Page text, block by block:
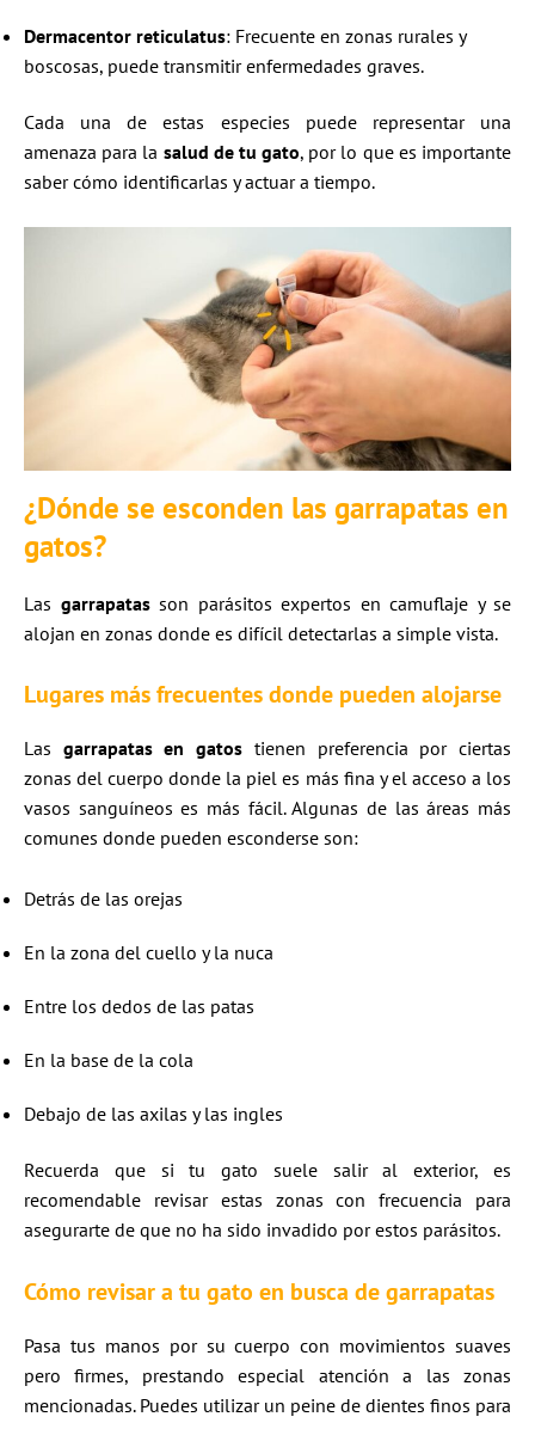
Dermacentor reticulatus: Frecuente en zonas rurales y
boscosas, puede transmitir enfermedades graves.
Cada una de estas especies puede representar una
amenaza para la salud de tu gato, por lo que es importante
saber cómo identificarlas y actuar a tiempo.
¿Dónde se esconden las garrapatas en
gatos?
Las garrapatasson parásitos expertos en camuflaje y se
alojan en zonas donde es difícil detectarlas a simple vista.
Lugares más frecuentes donde pueden alojarse
Las garrapatas en gatos tienen preferencia por ciertas
zonas del cuerpo donde la piel es más fina y el acceso a los
vasos sanguíneos es más fácil. Algunas de las áreas más
comunes donde pueden esconderse son:
Detrás de las orejas
En la zona del cuello y la nuca
Entre los dedos de las patas
En la base de la cola
Debajo de las axilas y las ingles
Recuerda que si tu gato suele salir al exterior, es
recomendable revisar estas zonas con frecuencia para
asegurarte de que no ha sido invadido por estos parásitos.
Cómo revisar a tu gato en busca degarrapatas
Pasa tus manos por su cuerpo con movimientos suaves
pero firmes, prestando especial atención a las zonas
mencionadas. Puedes utilizar un peine de dientes finos para